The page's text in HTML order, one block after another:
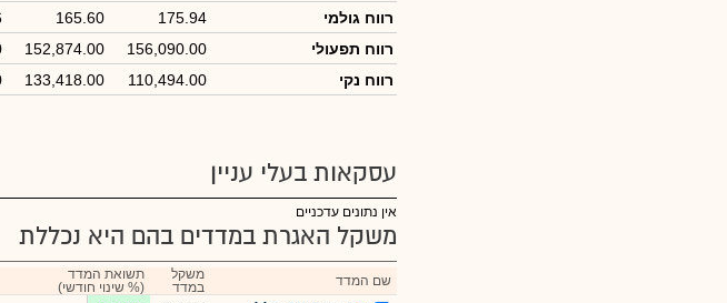
רווח גולמי
175.94
165.60
רווח תפעולי
156,090.00
152,874.00
רווח נקי
110,494.00
133,418.00
עסקאות בעלי עניין
אין נתונים עדכניים
משקל האגרת במדדים בהם היא נכללת
שם המדד
משקל
במדד
תשואת המדד
(% שינוי חודשי)